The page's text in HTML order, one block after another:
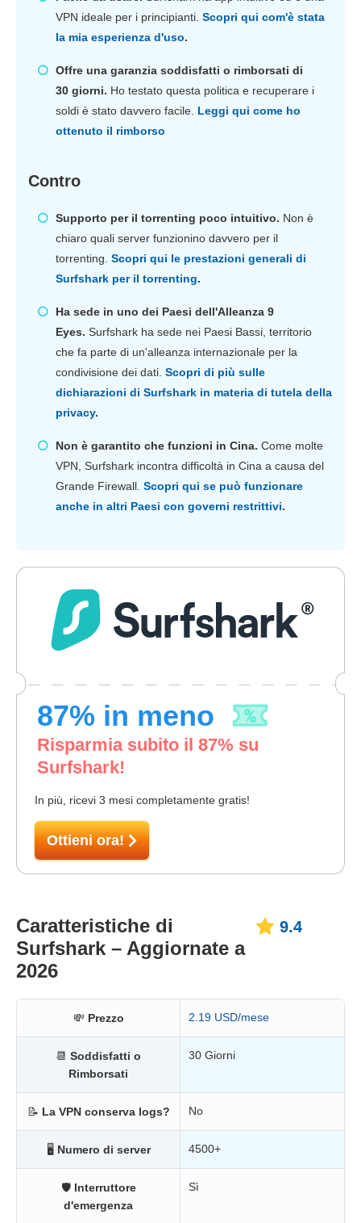
VPN ideale per i principianti. Scopri qui com'è stata
la mia esperienza d'uso.
Offre una garanzia soddisfatti o rimborsati di
30 giorni. Ho testato questa politica e recuperare i
soldi è stato davvero facile. Leggi qui come ho
ottenuto il rimborso
Contro
Supporto per il torrenting poco intuitivo. Non è
chiaro quali server funzionino davvero per il
torrenting. Scopri qui le prestazioni generali di
Surfshark per il torrenting.
Ha sede in uno dei Paesi dell'Alleanza 9
Eyes. Surfshark ha sede nei Paesi Bassi, territorio
che fa parte di un'alleanza internazionale per la
condivisione dei dati. Scopri di più sulle
dichiarazioni di Surfshark in materia di tutela della
privacy.
Non è garantito che funzioni in Cina. Come molte
VPN, Surfshark incontra difficoltà in Cina a causa del
Grande Firewall. Scopri qui se può funzionare
anche in altri Paesi con governi restrittivi.
87% in meno
Risparmia subito il 87% su
Surfshark!
In più, ricevi 3 mesi completamente gratis!
Ottieni ora!
Caratteristiche di
Surfshark – Aggiornate a
2026
9.4
💸 Prezzo 2.19 USD/mese
📆 Soddisfatti o
Rimborsati
30 Giorni
📝 La VPN conserva logs? No
🖥 Numero di server 4500+
🛡 Interruttore
d'emergenza
Sì